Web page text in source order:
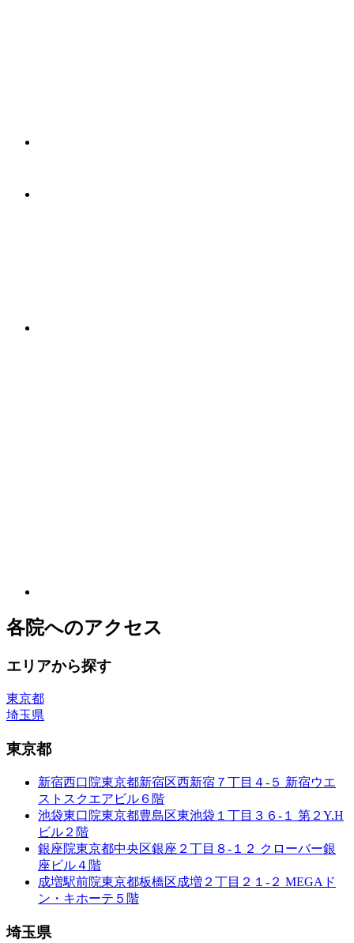
各院へのアクセス
エリアから探す
東京都
埼玉県
東京都
新宿西口院東京都新宿区西新宿７丁目４-５ 新宿ウエ
ストスクエアビル６階
池袋東口院東京都豊島区東池袋１丁目３６-１ 第２Y.H
ビル２階
銀座院東京都中央区銀座２丁目８-１２ クローバー銀
座ビル４階
成増駅前院東京都板橋区成増２丁目２１-２ MEGAド
ン・キホーテ５階
埼玉県